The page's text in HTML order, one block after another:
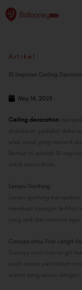
Artikel
10 Inspirasi Ceiling
May 14, 2023
Ceiling decoration
diabaikan, padahal
efek visual yang menarik
Berikut ini adalah 10
untuk acara Anda.
Lampu Gantung
Lampu gantung
membuat ruangan terlihat
yang unik dan menarik
Canopy atau Tirai Langit-
Canopy atau tirai langit-
pada acara pernikahan
warna yang sesuai